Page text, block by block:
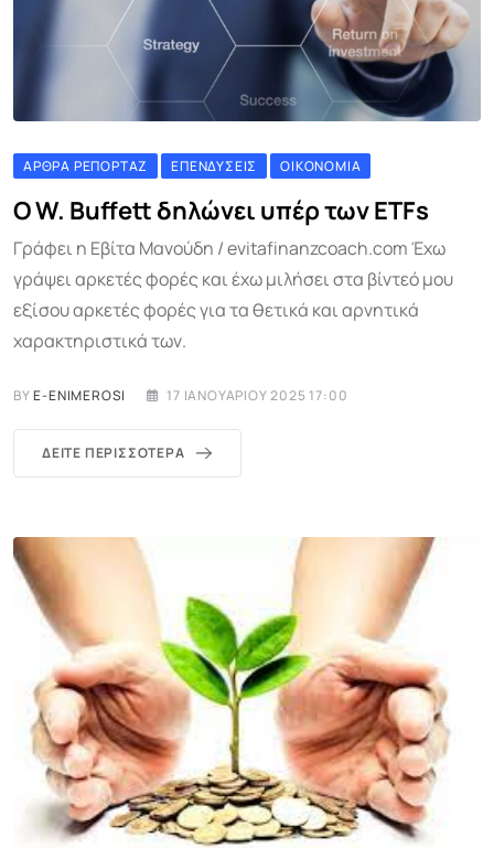
ΆΡΘΡΑ ΡΕΠΟΡΤΆΖ ΕΠΕΝΔΎΣΕΙΣ ΟΙΚΟΝΟΜΊΑ
Ο W. Buffett δηλώνει υπέρ των ETFs
Γράφει η Εβίτα Μανούδη / evitafinanzcoach.com Έχω
γράψει αρκετές φορές και έχω μιλήσει στα βίντεό μου
εξίσου αρκετές φορές για τα θετικά και αρνητικά
χαρακτηριστικά των.
BYE-ENIMEROSI 17 ΙΑΝΟΥΑΡΊΟΥ 2025 17:00
ΔΕΊΤΕ ΠΕΡΙΣΣΌΤΕΡΑ